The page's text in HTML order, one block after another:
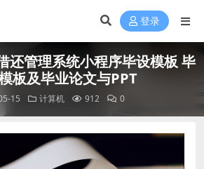
登录
还管理系统小程序毕设模板 毕
板及毕业论文与PPT
15 计算机 912 0